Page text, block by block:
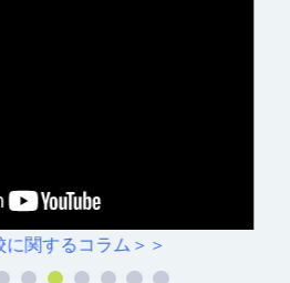
に関するコラム＞＞